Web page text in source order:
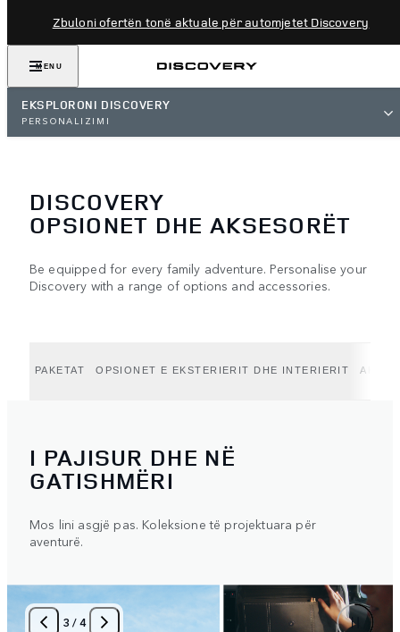
Zbuloni ofertën tonë aktuale për automjetet Discovery
MENU
EKSPLORONI DISCOVERY
PERSONALIZIMI
DISCOVERY
OPSIONET DHE AKSESORËT
Be equipped for every family adventure. Personalise your
Discovery with a range of options and accessories.
PAKETAT OPSIONET E EKSTERIERIT DHE INTERIERIT
I PAJISUR DHE NË
GATISHMËRI
Mos lini asgjë pas. Koleksione të projektuara për
aventurë.
3 /4